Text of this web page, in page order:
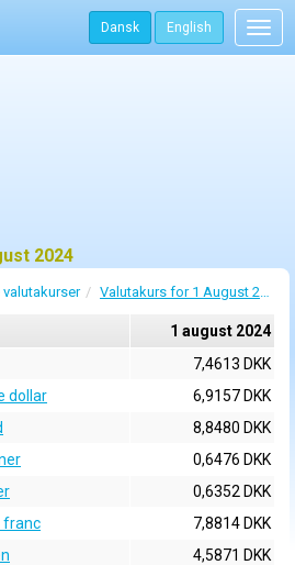
Dansk English
2024
Valutakurs for 1 August 2024
1 august 2024
7,4613 DKK
dollar
6,9157 DKK
8,8480 DKK
0,6476 DKK
0,6352 DKK
franc
7,8814 DKK
4,5871 DKK